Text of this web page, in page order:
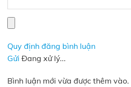
Quy định đăng bình luận
Gửi Đang xử lý...
Bình luận mới vừa được thêm vào.